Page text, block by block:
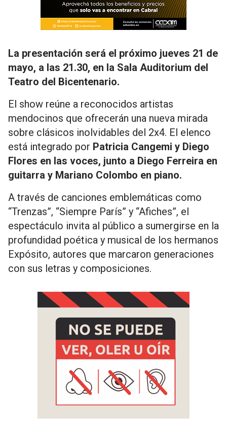
La presentación será el próximo jueves 21 de
mayo, a las 21.30, en la Sala Auditorium del
Teatro del Bicentenario.
El show reúne a reconocidos artistas
mendocinos que ofrecerán una nueva mirada
sobre clásicos inolvidables del 2x4. El elenco
está integrado por Patricia Cangemi y Diego
Flores en las voces, junto a Diego Ferreira en
guitarra y Mariano Colombo en piano.
A través de canciones emblemáticas como
“Trenzas”, “Siempre París” y “Afiches”, el
espectáculo invita al público a sumergirse en la
profundidad poética y musical de los hermanos
Expósito, autores que marcaron generaciones
con sus letras y composiciones.